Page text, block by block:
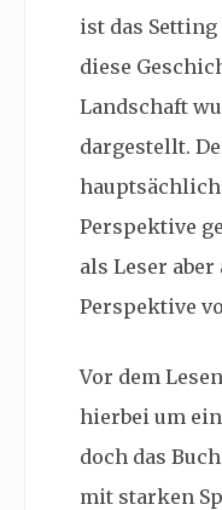
ist das
diese
Landschaft
dargestellt.
Perspektive
als Leser
Perspektive
Vor dem
hierbei um
doch das
mit starken